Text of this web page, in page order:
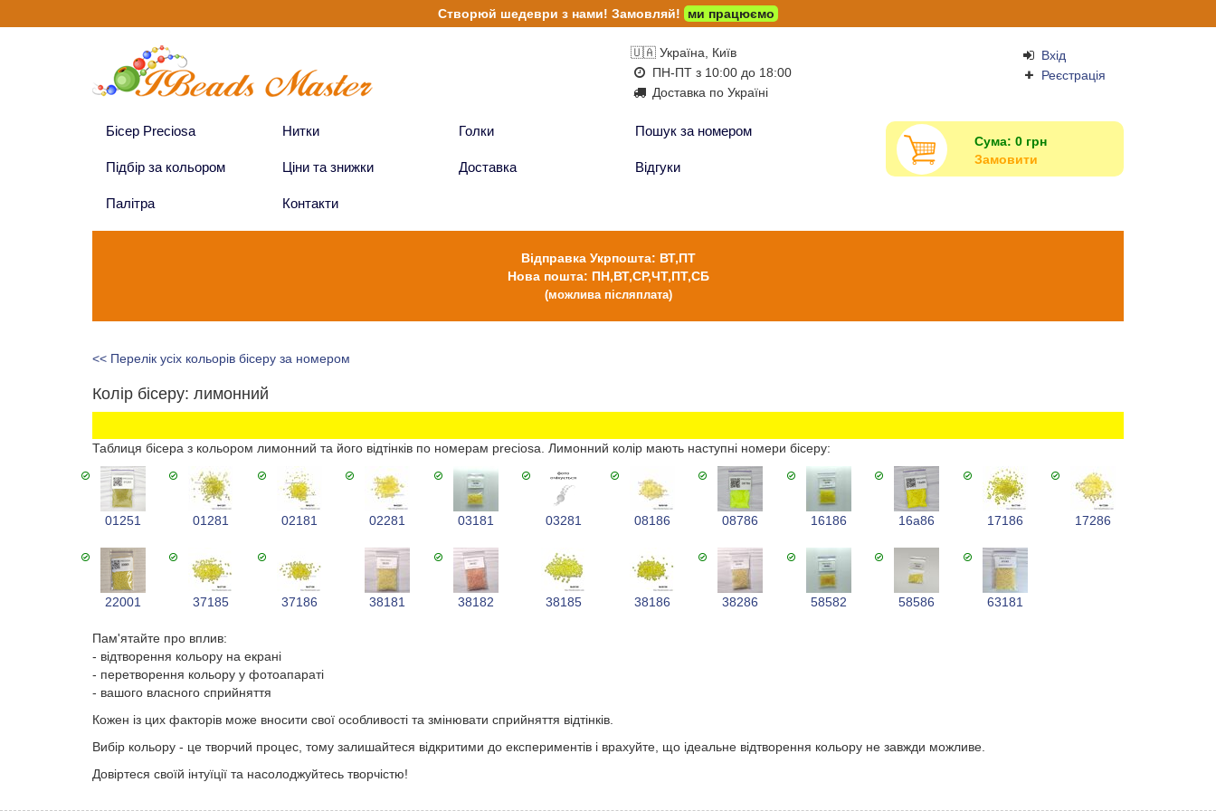
🇺🇦 Україна, Київ
ПН-ПТ з 10:00 до 18:00
Доставка по Україні
Вхід
Реєстрація
Бісер Preciosa Нитки Голки Пошук за номером
Підбір за кольором Ціни та знижки Доставка Відгуки
Палітра Контакти
Сума: 0 грн
Замовити
Відправка Укрпошта: ВТ,ПТ
Нова пошта: ПН,ВТ,СР,ЧТ,ПТ,СБ
(можлива післяплата)
<< Перелік усіх кольорів бісеру за номером
Колір бісеру: лимонний
Таблиця бісера з кольором лимонний та його відтінків по номерам preciosa. Лимонний колір мають наступні номери бісеру:
01251 01281 02181 02281 03181 03281 08186 08786 16186 16a86 17186 17286
22001 37185 37186 38181 38182 38185 38186 38286 58582 58586 63181
Пам'ятайте про вплив:
- відтворення кольору на екрані
- перетворення кольору у фотоапараті
- вашого власного сприйняття
Кожен із цих факторів може вносити свої особливості та змінювати сприйняття відтінків.
Вибір кольору - це творчий процес, тому залишайтеся відкритими до експериментів і врахуйте, що ідеальне відтворення кольору не завжди можливе.
Довіртеся своїй інтуїції та насолоджуйтесь творчістю!
Створюй шедеври з нами! Замовляй! ми працюємо